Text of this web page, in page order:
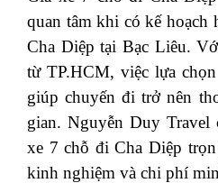
quan tâm khi có kế hoạch
Cha Diệp tại Bạc Liêu.
từ TP.HCM, việc lựa
giúp chuyến đi trở nên
gian. Nguyễn Duy Travel
xe 7 chỗ đi Cha Diệp
kinh nghiệm và chi